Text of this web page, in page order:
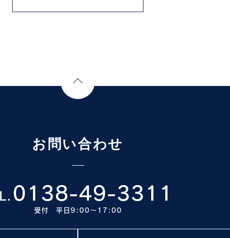
お問い合わせ
0138-49-3311
受付 平日9:00〜17:00